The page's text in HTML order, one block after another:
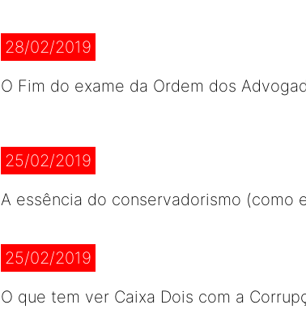
28/02/2019
O Fim do exame da Ordem dos
25/02/2019
A essência do conservadorismo (como
25/02/2019
O que tem ver Caixa Dois com a